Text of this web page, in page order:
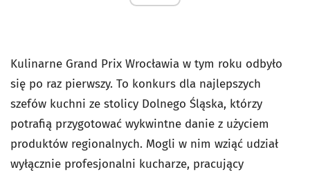
Kulinarne Grand Prix Wrocławia w tym roku odbyło
się po raz pierwszy. To konkurs dla najlepszych
szefów kuchni ze stolicy Dolnego Śląska, którzy
potrafią przygotować wykwintne danie z użyciem
produktów regionalnych. Mogli w nim wziąć udział
wyłącznie profesjonalni kucharze, pracujący